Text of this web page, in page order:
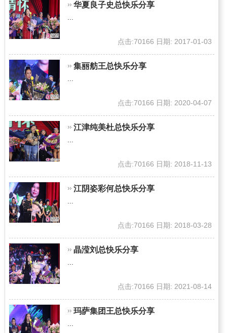
华夏良子史总快乐分享
...
点击:70166 日期: 2017-01-03
集丽舫王总快乐分享
...
点击:70166 日期: 2020-04-07
江津纯美杜总快乐分享
...
点击:70166 日期: 2018-11-13
江阴姿彩何总快乐分享
...
点击:70166 日期: 2018-03-28
晶滢刘总快乐分享
...
点击:70166 日期: 2021-08-14
玛萨集团王总快乐分享
...